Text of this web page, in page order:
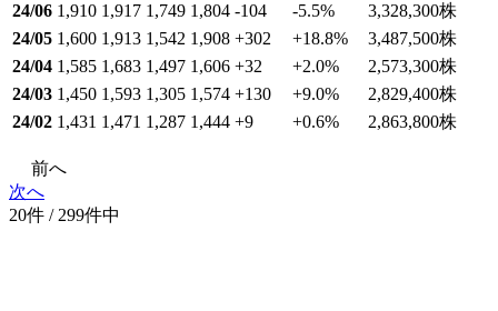
24/06 1,910 1,917 1,749 1,804 -104 -5.5% 3,328,300株
24/05 1,600 1,913 1,542 1,908 +302 +18.8% 3,487,500株
24/04 1,585 1,683 1,497 1,606 +32 +2.0% 2,573,300株
24/03 1,450 1,593 1,305 1,574 +130 +9.0% 2,829,400株
24/02 1,431 1,471 1,287 1,444 +9 +0.6% 2,863,800株
前へ
次へ
20件 / 299件中